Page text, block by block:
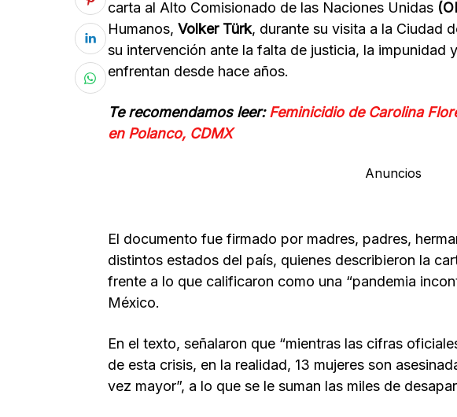
carta al Alto Comisionado de las Naciones Unidas
Humanos, Volker Türk, durante su visita a la Ciudad
su intervención ante la falta de justicia, la impunidad
enfrentan desde hace años.
Te recomendamos leer:Feminicidio de Carolina
en Polanco, CDMX
Anuncios
El documento fue firmado por madres, padres,
distintos estados del país, quienes describieron la
frente a lo que calificaron como una “pandemia
México.
En el texto, señalaron que “mientras las cifras
de esta crisis, en la realidad, 13 mujeres son
vez mayor”, a lo que se le suman las miles de